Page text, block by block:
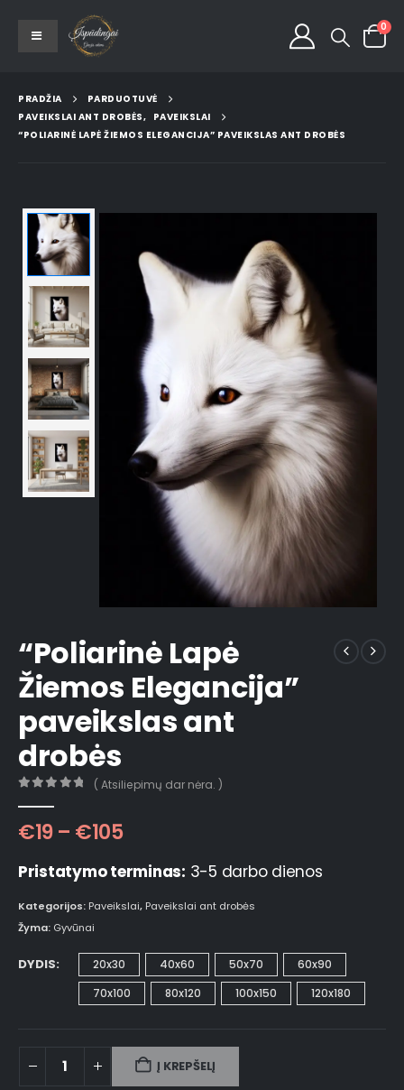
0
PRADŽIA
PARDUOTUVĖ
PAVEIKSLAI ANT DROBĖS, PAVEIKSLAI
“POLIARINĖ LAPĖ ŽIEMOS ELEGANCIJA” PAVEIKSLAS ANT DROBĖS
“Poliarinė Lapė
Žiemos Elegancija”
paveikslas ant
drobės
( Atsiliepimų dar nėra. )
€19 – €105
Pristatymo terminas: 3-5 darbo dienos
Kategorijos: Paveikslai, Paveikslai ant drobės
Žyma: Gyvūnai
DYDIS 20x30 40x60 50x70
60x90
70x100
80x120 100x150 120x180
Į KREPŠELĮ